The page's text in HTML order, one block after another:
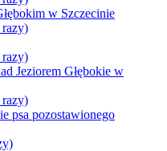
w Szczecinie
razy)
razy)
Jeziorem Głębokie w
razy)
psa pozostawionego